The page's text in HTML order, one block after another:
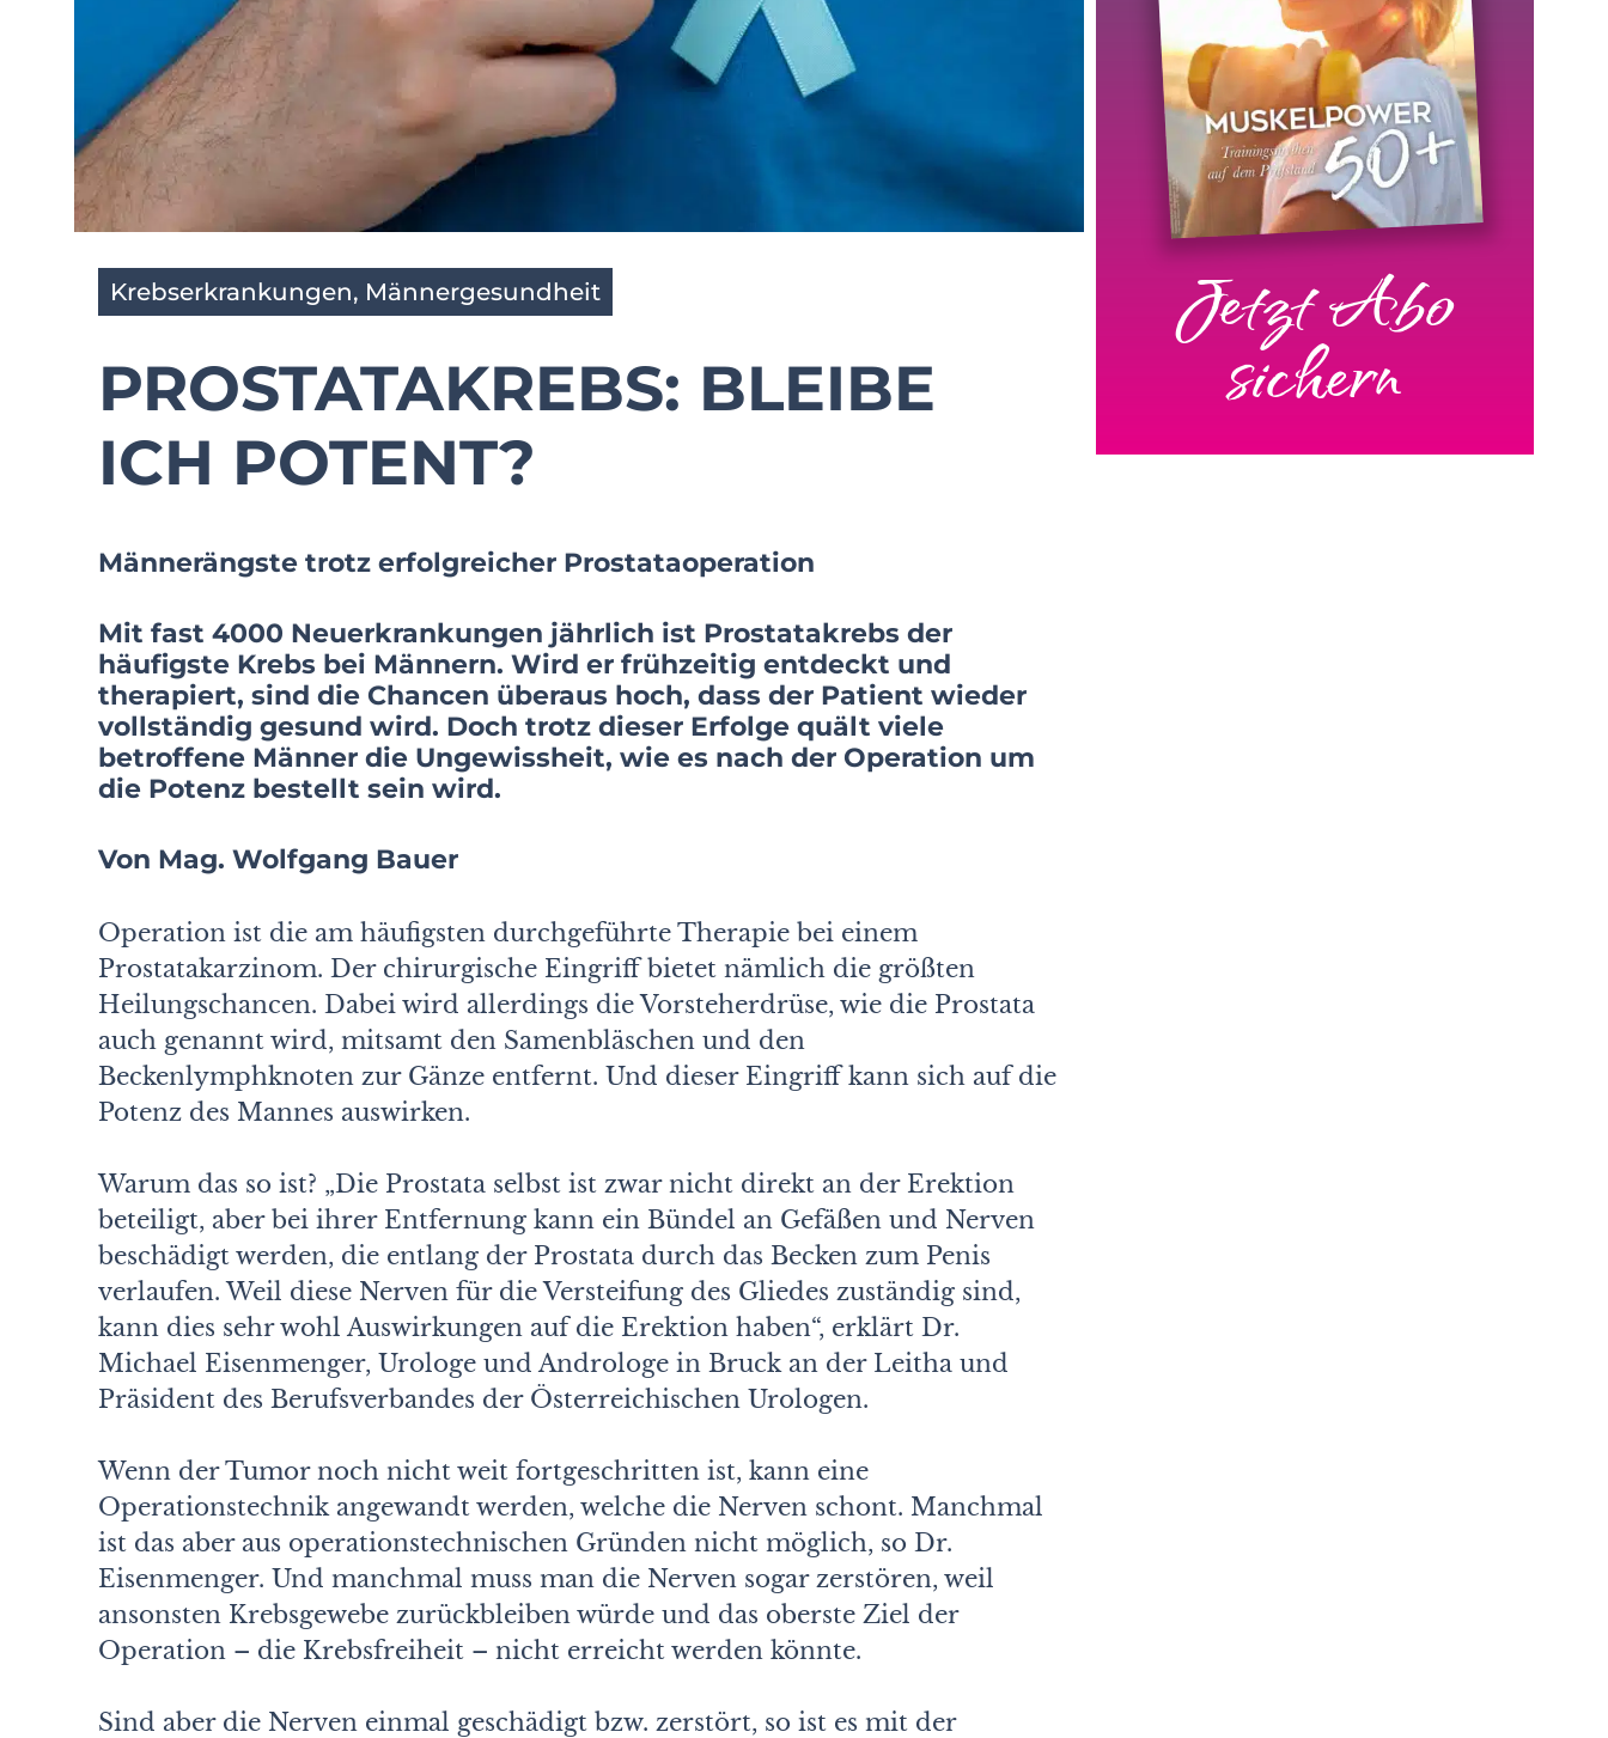
Krebserkrankungen, Männergesundheit
PROSTATAKREBS: BLEIBE
ICH POTENT?
Männerängste trotz erfolgreicher Prostataoperation
Mit fast 4000 Neuerkrankungen jährlich ist Prostatakrebs der
häufigste Krebs bei Männern. Wird er frühzeitig entdeckt und
therapiert, sind die Chancen überaus hoch, dass der Patient wieder
vollständig gesund wird. Doch trotz dieser Erfolge quält viele
betroffene Männer die Ungewissheit, wie es nach der Operation um
die Potenz bestellt sein wird.
Von Mag. Wolfgang Bauer
Operation ist die am häufigsten durchgeführte Therapie bei einem
Prostatakarzinom. Der chirurgische Eingriff bietet nämlich die größten
Heilungschancen. Dabei wird allerdings die Vorsteherdrüse, wie die Prostata
auch genannt wird, mitsamt den Samenbläschen und den
Beckenlymphknoten zur Gänze entfernt. Und dieser Eingriff kann sich auf die
Potenz des Mannes auswirken.
Warum das so ist? „Die Prostata selbst ist zwar nicht direkt an der Erektion
beteiligt, aber bei ihrer Entfernung kann ein Bündel an Gefäßen und Nerven
beschädigt werden, die entlang der Prostata durch das Becken zum Penis
verlaufen. Weil diese Nerven für die Versteifung des Gliedes zuständig sind,
kann dies sehr wohl Auswirkungen auf die Erektion haben“, erklärt Dr.
Michael Eisenmenger, Urologe und Androloge in Bruck an der Leitha und
Präsident des Berufsverbandes der Österreichischen Urologen.
Wenn der Tumor noch nicht weit fortgeschritten ist, kann eine
Operationstechnik angewandt werden, welche die Nerven schont. Manchmal
ist das aber aus operationstechnischen Gründen nicht möglich, so Dr.
Eisenmenger. Und manchmal muss man die Nerven sogar zerstören, weil
ansonsten Krebsgewebe zurückbleiben würde und das oberste Ziel der
Operation – die Krebsfreiheit – nicht erreicht werden könnte.
Sind aber die Nerven einmal geschädigt bzw. zerstört, so ist es mit der
Jetzt Abo
sichern